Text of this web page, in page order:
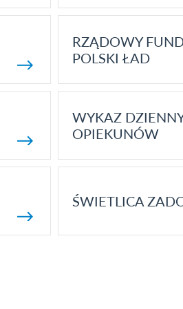
RZĄDOWY
POLSKI ŁAD
WYKAZ
OPIEKUNÓW
ŚWIETLICA